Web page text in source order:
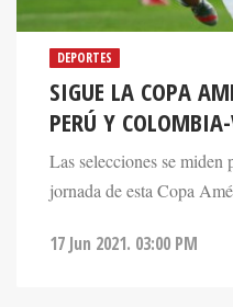
SIGUE LA COPA
PERÚ Y COLOMBIA-
Las selecciones se miden
jornada de esta Copa